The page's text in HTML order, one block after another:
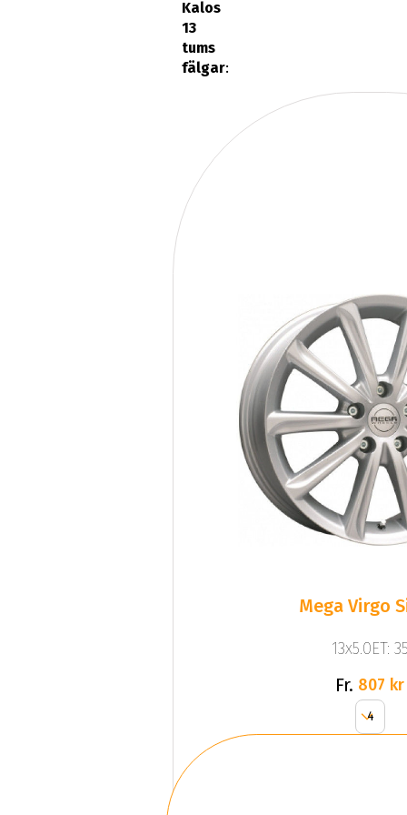
Kalos
13
tums
fälgar:
Mega Virgo
13x5.0ET:
Fr. 807 kr